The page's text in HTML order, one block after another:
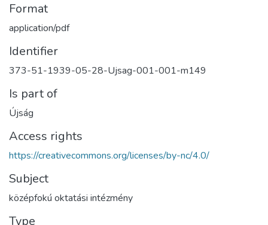
Format
application/pdf
Identifier
373-51-1939-05-28-Ujsag-001-001-m149
Is part of
Újság
Access rights
https://creativecommons.org/licenses/by-nc/4.0/
Subject
középfokú oktatási intézmény
Type